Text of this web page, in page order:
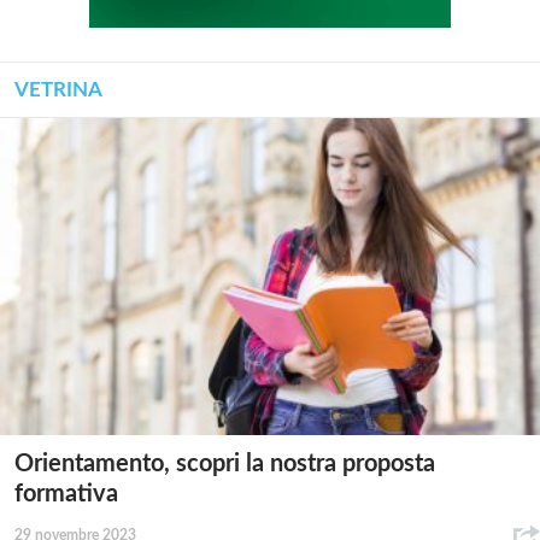
VETRINA
Orientamento, scopri la nostra proposta
formativa
29 novembre 2023